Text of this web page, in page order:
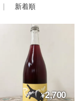
新着順
2,700